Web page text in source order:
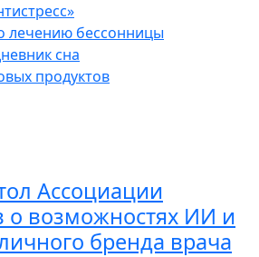
лечению бессонницы
сна
продуктов
Ассоциации
о возможностях ИИ и
бренда врача